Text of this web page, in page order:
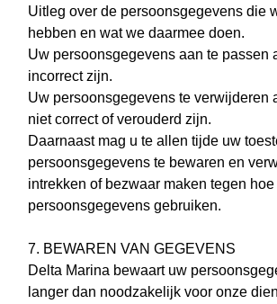
Uitleg over de persoonsgegevens die
hebben en wat we daarmee doen.
Uw persoonsgegevens aan te passen
incorrect zijn.
Uw persoonsgegevens te verwijderen
niet correct of verouderd zijn.
Daarnaast mag u te allen tijde uw
persoonsgegevens te bewaren en
intrekken of bezwaar maken tegen
persoonsgegevens gebruiken.
7. BEWAREN VAN GEGEVENS
Delta Marina bewaart uw
langer dan noodzakelijk voor onze